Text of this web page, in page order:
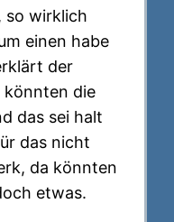
so wirklich
einen habe
der
könnten die
das sei halt
das nicht
da könnten
etwas.